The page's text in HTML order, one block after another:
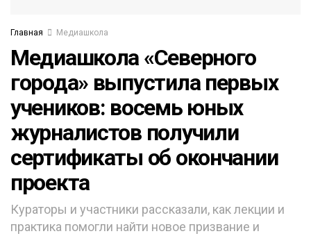
Главная Медиашкола
Медиашкола «Северного
города» выпустила первых
учеников: восемь юных
журналистов получили
сертификаты об окончании
проекта
Кураторы и участники рассказали, как лекции и
практика помогли найти новое призвание и